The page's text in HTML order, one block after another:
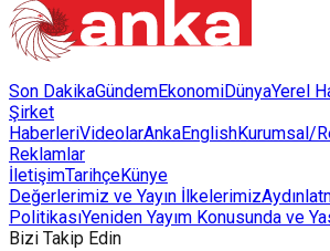
Son DakikaGündemEkonomiDünyaYerel
Şirket
HaberleriVideolarAnkaEnglishKurumsal/
Reklamlar
İletişimTarihçeKünye
Değerlerimiz ve Yayın İlkelerimiz
PolitikasıYeniden Yayım Konusunda ve
Bizi Takip Edin